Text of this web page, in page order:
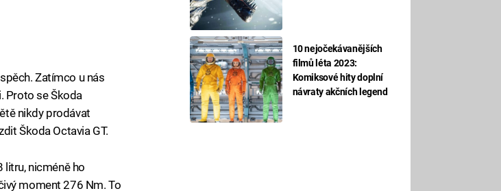
10 nejočekávanějších
filmů léta 2023:
Komiksové hity doplní
návraty akčních legend
Zatímco u nás
Proto se Škoda
nikdy prodávat
Škoda Octavia GT.
litru, nicméně ho
moment 276 Nm. To